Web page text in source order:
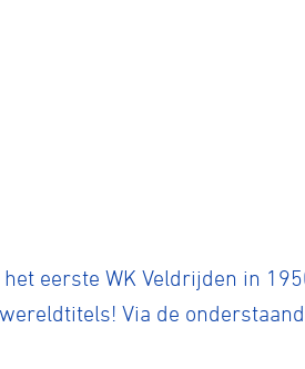
eerste WK Veldrijden in
Via de